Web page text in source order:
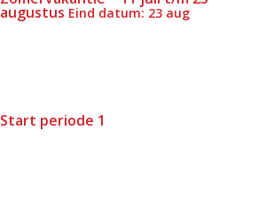
augustus Eind datum: 23 aug
Start periode 1